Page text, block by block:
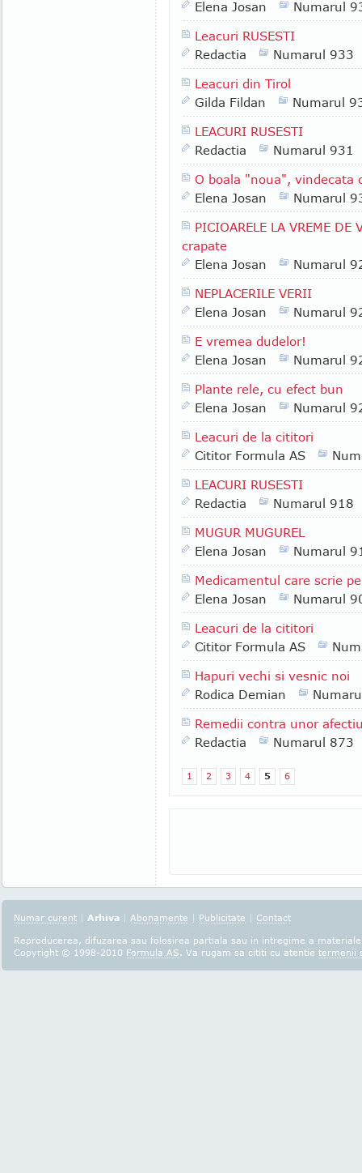
Elena Josan
Numarul
Leacuri RUSESTI
Redactia
Numarul 933
Leacuri din Tirol
Gilda Fildan
Numarul
LEACURI RUSESTI
Redactia
Numarul 931
O boala "noua", vindecata
Elena Josan
Numarul
PICIOARELE LA VREME
crapate
Elena Josan
Numarul
NEPLACERILE VERII
Elena Josan
Numarul
E vremea dudelor!
Elena Josan
Numarul
Plante rele, cu efect bun
Elena Josan
Numarul
Leacuri de la cititori
Cititor Formula AS
LEACURI RUSESTI
Redactia
Numarul 918
MUGUR MUGUREL
Elena Josan
Numarul
Medicamentul care scrie
Elena Josan
Numarul
Leacuri de la cititori
Cititor Formula AS
Hapuri vechi si vesnic noi
Rodica Demian
Remedii contra unor
Redactia
Numarul 873
1 2 3 4 5 6
Numar curent | Arhiva | Abonamente | Publicitate | Contact
Reproducerea, difuzarea sau folosirea partiala sau in intregime a
Copyright © 1998-2010 Formula AS. Va rugam sa cititi cu atentie termenii